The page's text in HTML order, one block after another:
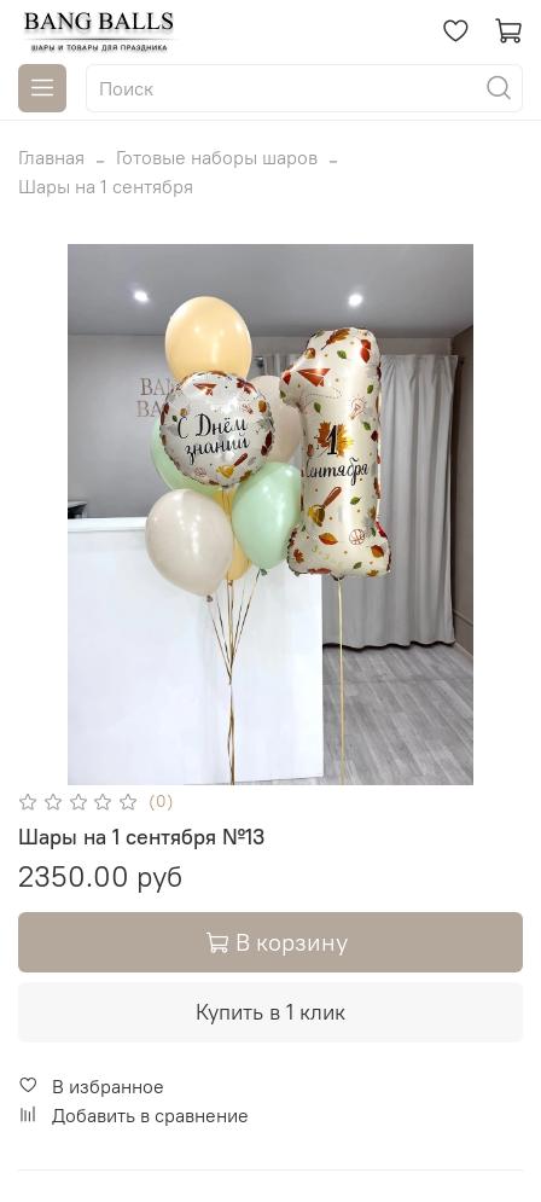
Главная
Готовые наборы шаров
Шары на 1 сентября
(0)
Шары на 1 сентября №13
2350.00 руб
В корзину
Купить в 1 клик
В избранное
Добавить в сравнение